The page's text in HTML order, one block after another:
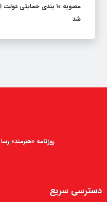
مصوبه ۱۰ بندی
شد
روزنامه «هنرمند»
دسترسی سریع